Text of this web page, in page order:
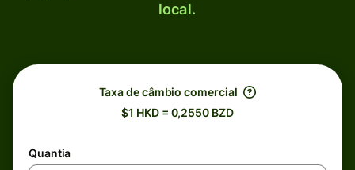
local.
Taxa de câmbio comercial
$1 HKD = 0,2550 BZD
Quantia